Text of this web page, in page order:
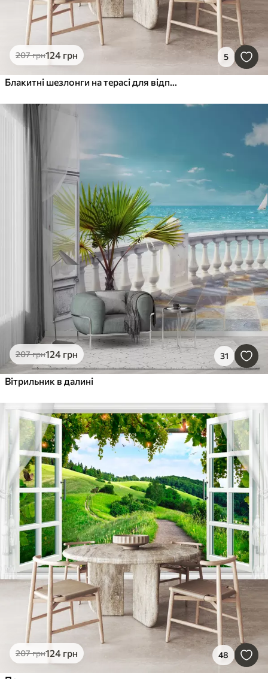
207грн124 грн 5
Блакитні шезлонги на терасі для відпочинку біля морської акварелі
207грн124 грн 31
Вітрильник в далині
207грн124 грн 48